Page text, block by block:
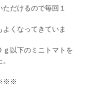
だけるので毎回１
くなってきていま
以下のミニトマトを